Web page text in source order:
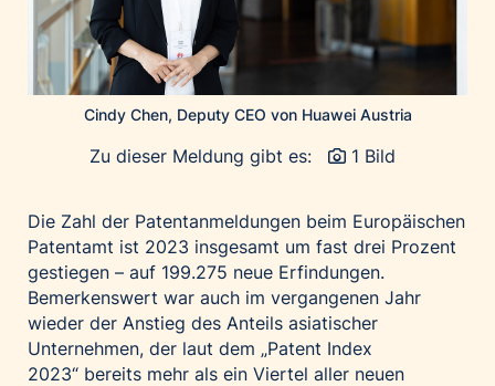
Muse Electronics
Neuroth
öbv – Österreichischer Bundesverlag
Ökopharm
Palfinger AG
REXEL Austria
Starbucks
Superbrands Austria
Tante Fanny
Vollpension
Cindy Chen, Deputy CEO von Huawei Austria
Zu dieser Meldung gibt es: 1 Bild
Die Zahl der Patentanmeldungen beim Europäischen
Patentamt ist 2023 insgesamt um fast drei Prozent
gestiegen – auf 199.275 neue Erfindungen.
Bemerkenswert war auch im vergangenen Jahr
wieder der Anstieg des Anteils asiatischer
Unternehmen, der laut dem „Patent Index
2023“ bereits mehr als ein Viertel aller neuen